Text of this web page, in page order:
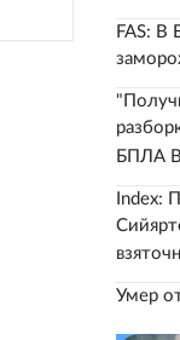
FAS: В
БПЛА
Index:
Умер